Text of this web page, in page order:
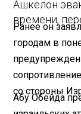
Ашкелон
времени,
Ранее он
городам в
со стороны
Абу Обейда